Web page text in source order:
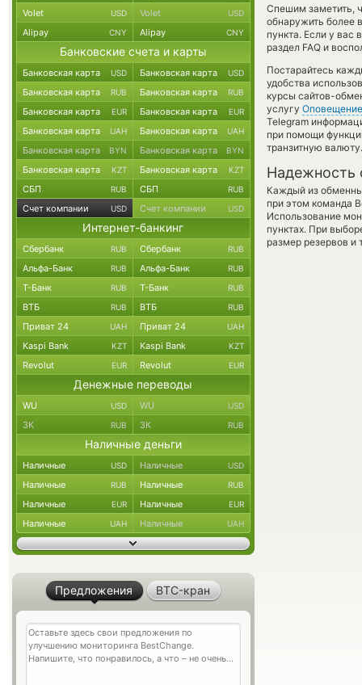
Спешим заметить,
обнаружить более
пункта. Если у вас
раздел FAQ и
Постарайтесь
удобства
курсы сайтов-
услугу Оповещение
Telegram
при помощи
транзитную валюту.
Надежность
Каждый из
при этом команда
Использование
пунктах. При
размер резервов и
Volet USD Volet USD
Alipay CNY Alipay CNY
Банковские счета и карты
Банковская карта USD Банковская карта USD
Банковская карта RUB Банковская карта RUB
Банковская карта EUR Банковская карта EUR
Банковская карта UAH Банковская карта UAH
Банковская карта BYN Банковская карта BYN
Банковская карта KZT Банковская карта KZT
СБП RUB СБП RUB
Счет компании USD Счет компании USD
Интернет-банкинг
Сбербанк RUB Сбербанк RUB
Альфа-Банк RUB Альфа-Банк RUB
Т-Банк RUB Т-Банк RUB
ВТБ RUB ВТБ RUB
Приват 24 UAH Приват 24 UAH
Kaspi Bank KZT Kaspi Bank KZT
Revolut EUR Revolut EUR
Денежные переводы
WU USD WU USD
ЗК RUB ЗК RUB
Наличные деньги
Наличные USD Наличные USD
Наличные RUB Наличные RUB
Наличные EUR Наличные EUR
Наличные UAH Наличные UAH
Предложения BTC-кран